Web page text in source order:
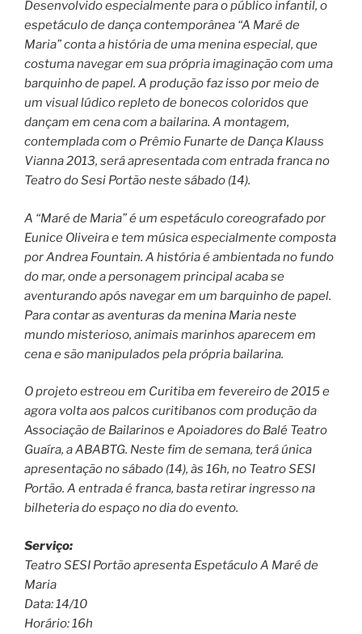
Desenvolvido especialmente para o público infantil, o
espetáculo de dança contemporânea “A Maré de
Maria” conta a história de uma menina especial, que
costuma navegar em sua própria imaginação com uma
barquinho de papel. A produção faz isso por meio de
um visual lúdico repleto de bonecos coloridos que
dançam em cena com a bailarina. A montagem,
contemplada com o Prêmio Funarte de Dança Klauss
Vianna 2013, será apresentada com entrada franca no
Teatro do Sesi Portão neste sábado (14).
A “Maré de Maria” é um espetáculo coreografado por
Eunice Oliveira e tem música especialmente composta
por Andrea Fountain. A história é ambientada no fundo
do mar, onde a personagem principal acaba se
aventurando após navegar em um barquinho de papel.
Para contar as aventuras da menina Maria neste
mundo misterioso, animais marinhos aparecem em
cena e são manipulados pela própria bailarina.
O projeto estreou em Curitiba em fevereiro de 2015 e
agora volta aos palcos curitibanos com produção da
Associação de Bailarinos e Apoiadores do Balé Teatro
Guaíra, a ABABTG. Neste fim de semana, terá única
apresentação no sábado (14), às 16h, no Teatro SESI
Portão. A entrada é franca, basta retirar ingresso na
bilheteria do espaço no dia do evento.
Serviço:
Teatro SESI Portão apresenta Espetáculo A Maré de
Maria
Data: 14/10
Horário: 16h